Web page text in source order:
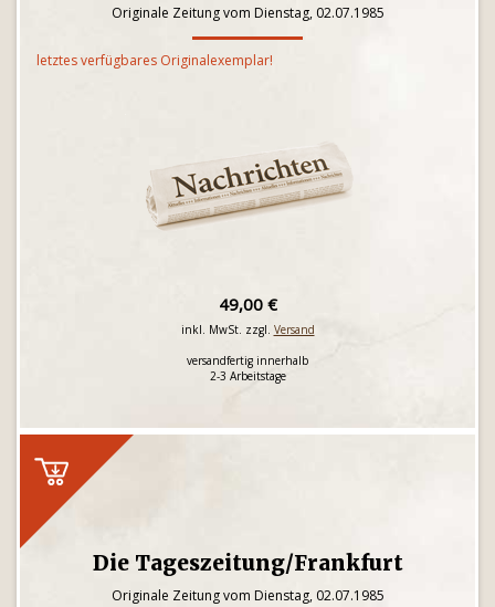
Originale Zeitung vom Dienstag, 02.07.1985
letztes verfügbares Originalexemplar!
49,00 €
inkl. MwSt. zzgl. Versand
versandfertig innerhalb
2-3 Arbeitstage
Die Tageszeitung/Frankfurt
Originale Zeitung vom Dienstag, 02.07.1985